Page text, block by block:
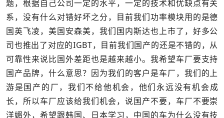
题，根据自己公司一定的水平，一定的技术和优缺点有关
系，没有什么对错好坏之分，目前我们功率模块用的是德
国英飞凌，美国安森美，我们国内斯达也上市了，好多公
司也推出了对应的IGBT，目前我们国产的还是不错的，从
可靠性来说比国外差距也是越来越小。我希望车厂要支持
国产品牌，什么意思？因为我们的客户是车厂，我们的上
游是国产的厂，我们不给他机会，他们永远没有机会成
长，所以车厂应该给我们机会，说国产不要，车厂不要崇
洋媚外，希望跟韩国、日本学习，中国的车为什么没有技